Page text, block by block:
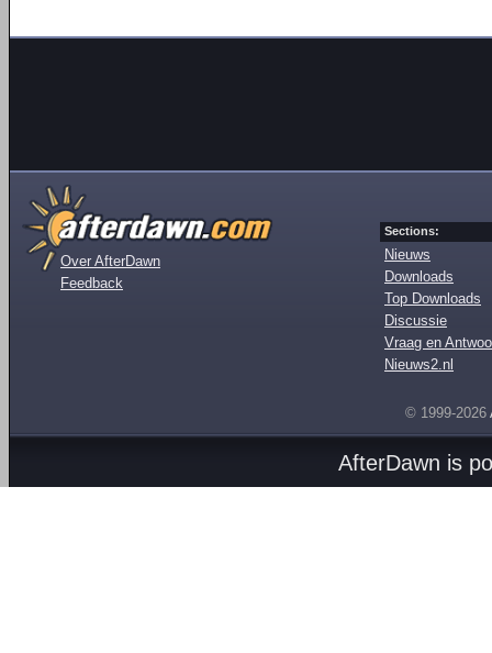
Over AfterDawn
Feedback
Sections:
Nieuws
Downloads
Top Downloads
Discussie
Vraag en
Nieuws2.nl
© 1999-2026
AfterDawn is